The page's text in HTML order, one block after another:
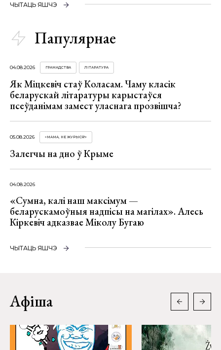
ЧЫТАЦЬ ЯШЧЭ
Папулярнае
04.08.2026 ГРАМАДСТВА ЛІТАРАТУРА
Як Міцкевіч стаў Коласам. Чаму класік
беларускай літаратуры карыстаўся
псеўданімам замест уласнага прозвішча?
05.08.2026 «МАМА, НЕ ЖУРЫСЯ!»
Залегчы на дно ў Крыме
04.08.2026
«Сумна, калі наш максімум —
беларускамоўныя надпісы на магілах». Алесь
Кіркевіч адказвае Міколу Бугаю
ЧЫТАЦЬ ЯШЧЭ
Афіша